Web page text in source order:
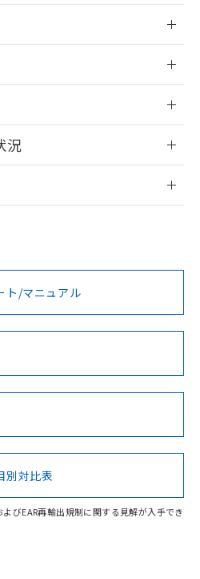
ン/会員登録
いただく前に、以下を必ずお読
況
例
例
Cd Cr(VI)
る可能性があります。
承認
ェー
BV型式承認
（フランス
KR型式
（韓国
No No
品の規格認証/適合状況ページへ
らのページからご検索ください
ト/マニュアル
別対比表
びEAR再輸出規制に関する見解が入手でき
共同利用者が、当社の製
要な範囲で利用すること
い。
用者とは、
をダウンロードするこ
質）の非含有証明書
書（当社基準）
って非含有を証明する
。
フタル酸エステル類４
混在することから備考
ておりました。